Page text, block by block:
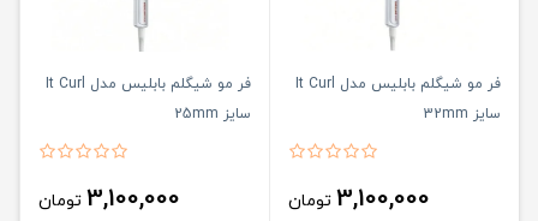
فر مو شیگلم بابلیس مدل It Curl
سایز 32mm
3,100,000 تومان
فر مو شیگلم بابلیس مدل It Curl
سایز 25mm
3,100,000 تومان